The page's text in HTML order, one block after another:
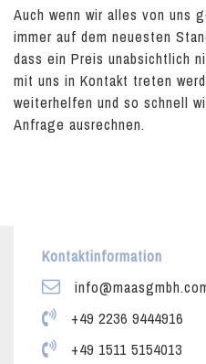
Auch wenn wir alles von uns
immer auf dem neuesten
dass ein Preis unabsichtlich
mit uns in Kontakt treten
weiterhelfen und so schnell
Anfrage ausrechnen.
Kontaktinformation
+49 2236 9444916
+49 1511 5154013